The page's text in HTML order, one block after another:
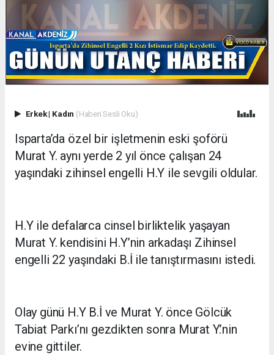
Erkek| Kadın (Haberi Sesli Oku)
Isparta’da özel bir işletmenin eski şoförü
Murat Y. aynı yerde 2 yıl önce çalışan 24
yaşındaki zihinsel engelli H.Y ile sevgili oldular.
H.Y ile defalarca cinsel birliktelik yaşayan
Murat Y. kendisini H.Y’nin arkadaşı Zihinsel
engelli 22 yaşındaki B.İ ile tanıştırmasını istedi.
Olay günü H.Y B.İ ve Murat Y. önce Gölcük
Tabiat Parkı’nı gezdikten sonra Murat Y.’nin
evine gittiler.